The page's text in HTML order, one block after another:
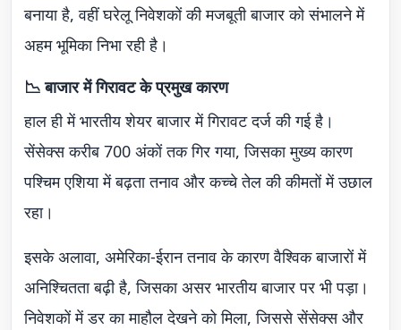
बनाया है, वहीं घरेलू निवेशकों की मजबूती बाजार को संभालने में
अहम भूमिका निभा रही है।
📉 बाजार में गिरावट के प्रमुख कारण
हाल ही में भारतीय शेयर बाजार में गिरावट दर्ज की गई है।
सेंसेक्स करीब 700 अंकों तक गिर गया, जिसका मुख्य कारण
पश्चिम एशिया में बढ़ता तनाव और कच्चे तेल की कीमतों में उछाल
रहा।
इसके अलावा, अमेरिका-ईरान तनाव के कारण वैश्विक बाजारों में
अनिश्चितता बढ़ी है, जिसका असर भारतीय बाजार पर भी पड़ा।
निवेशकों में डर का माहौल देखने को मिला, जिससे सेंसेक्स और